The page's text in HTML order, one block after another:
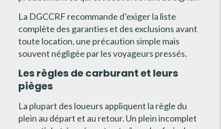
La DGCCRF recommande d’exiger la liste
complète des garanties et des exclusions avant
toute location, une précaution simple mais
souvent négligée par les voyageurs pressés.
Les règles de carburant et leurs
pièges
La plupart des loueurs appliquent la règle du
plein au départ et au retour. Un plein incomplet